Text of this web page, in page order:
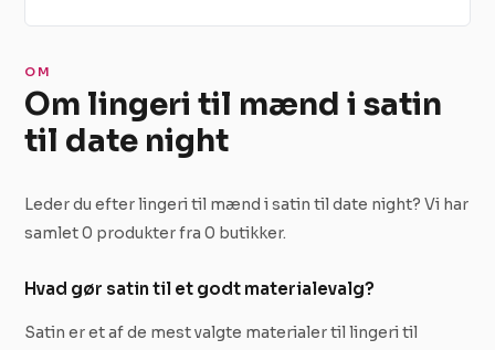
OM
Om lingeri til mænd i satin
til date night
Leder du efter lingeri til mænd i satin til date night? Vi har
samlet 0 produkter fra 0 butikker.
Hvad gør satin til et godt materialevalg?
Satin er et af de mest valgte materialer til lingeri til